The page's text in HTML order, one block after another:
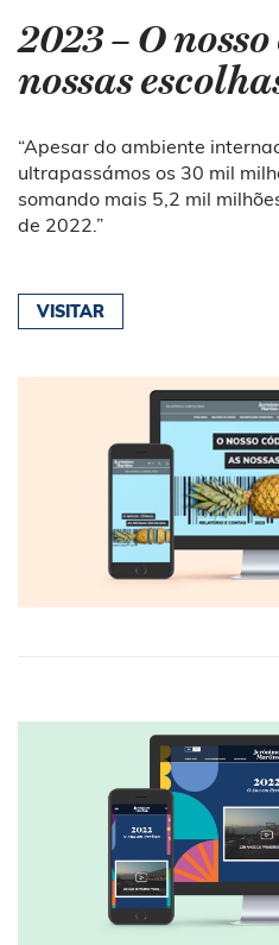
2023 – O
nossas
“Apesar do ambiente
ultrapassámos os 30 mil
somando mais 5,2 mil
de 2022.”
VISITAR